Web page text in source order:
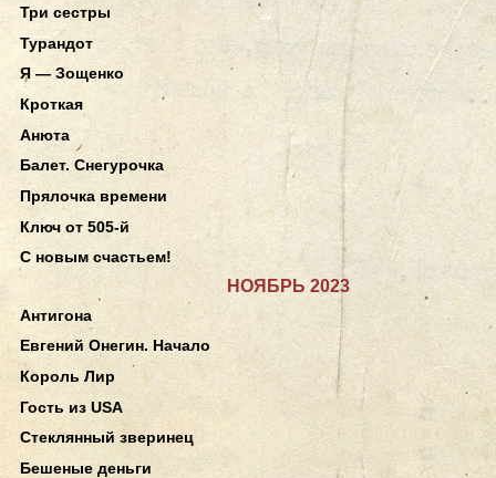
Три сестры
Турандот
Я — Зощенко
Кроткая
Анюта
Балет. Снегурочка
Прялочка времени
Ключ от 505-й
С новым счастьем!
НОЯБРЬ 2023
Антигона
Евгений Онегин. Начало
Король Лир
Гость из USA
Стеклянный зверинец
Бешеные деньги